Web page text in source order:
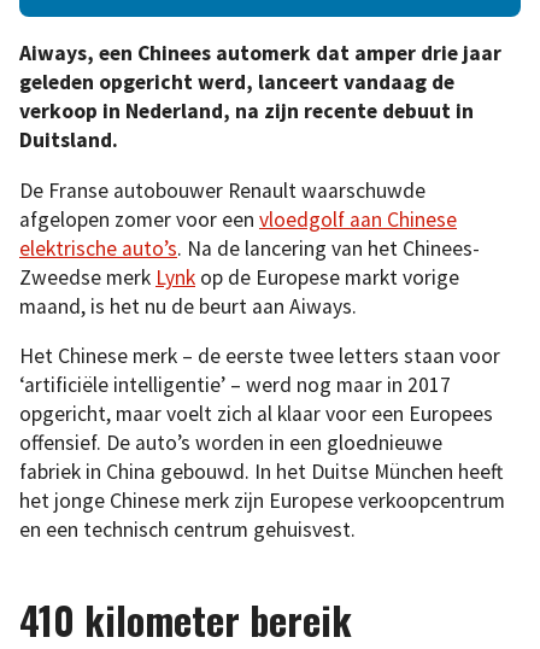
Aiways, een Chinees automerk dat amper drie jaar
geleden opgericht werd, lanceert vandaag de
verkoop in Nederland, na zijn recente debuut in
Duitsland.
De Franse autobouwer Renault waarschuwde
afgelopen zomer voor een vloedgolf aan Chinese
elektrische auto’s. Na de lancering van het Chinees-
Zweedse merk Lynk op de Europese markt vorige
maand, is het nu de beurt aan Aiways.
Het Chinese merk – de eerste twee letters staan voor
‘artificiële intelligentie’ – werd nog maar in 2017
opgericht, maar voelt zich al klaar voor een Europees
offensief. De auto’s worden in een gloednieuwe
fabriek in China gebouwd. In het Duitse München heeft
het jonge Chinese merk zijn Europese verkoopcentrum
en een technisch centrum gehuisvest.
410 kilometer bereik